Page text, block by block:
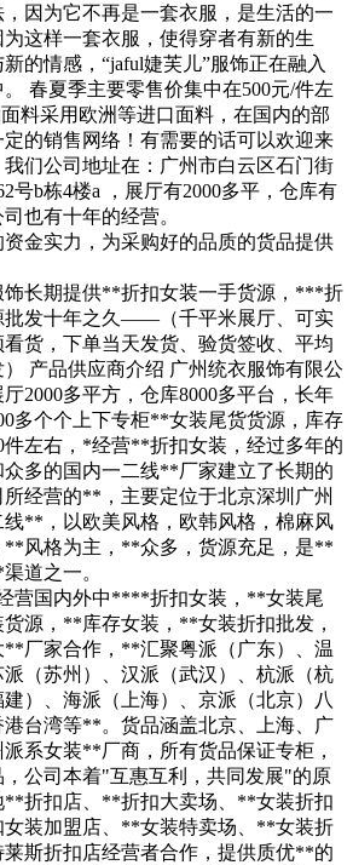
因为它不再是一套衣服，是生活的一
这样一套衣服，使得穿者有新的生
的情感，“jaful婕芙儿”服饰正在融入
春夏季主要零售价集中在500元/件左
料采用欧洲等进口面料，在国内的部
的销售网络！有需要的话可以欢迎来
们公司地址在：广州市白云区石门街
号b栋4楼a ，展厅有2000多平，仓库有
也有十年的经营。
金实力，为采购好的品质的货品提供
饰长期提供**折扣女装一手货源，***折
批发十年之久——（千平米展厅、可实
货，下单当天发货、验货签收、平均
产品供应商介绍 广州统衣服饰有限公
2000多平方，仓库8000多平台，长年
多个个上下专柜**女装尾货货源，库存
件左右，*经营**折扣女装，经过多年的
众多的国内一二线**厂家建立了长期的
经营的**，主要定位于北京深圳广州
线**，以欧美风格，欧韩风格，棉麻风
**风格为主，**众多，货源充足，是**
道之一。
营国内外中****折扣女装，**女装尾
源，**库存女装，**女装折扣批发，
**厂家合作，**汇聚粤派（广东）、温
（苏州）、汉派（武汉）、杭派（杭
）、海派（上海）、京派（北京）八
港台湾等**。货品涵盖北京、上海、广
系女装**厂商，所有货品保证专柜，
公司本着"互惠互利，共同发展"的原
**折扣店、**折扣大卖场、**女装折扣
装加盟店、**女装特卖场、**女装折
斯折扣店经营者合作，提供质优**的